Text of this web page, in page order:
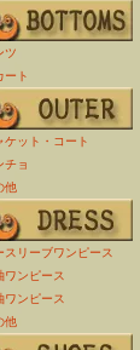
ツ
ート
ケット・コート
チョ
他
スリーブワンピース
ワンピース
ワンピース
他